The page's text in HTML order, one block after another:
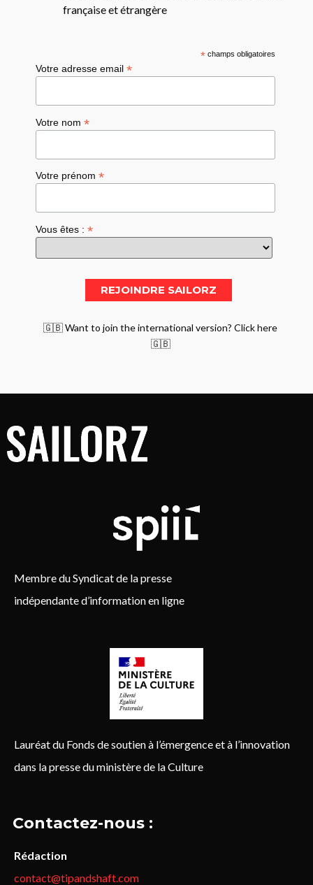
française et étrangère
*champs obligatoires
Votre adresse email*
Votre nom*
Votre prénom*
Vous êtes :*
🇬🇧 Want to join the international version? Click here
🇬🇧
Membre du Syndicat de la presse
indépendante d’information en ligne
Lauréat du Fonds de soutien à l’émergence et à l’innovation
dans la presse du ministère de la Culture
Contactez-nous :
Rédaction
contact@tipandshaft.com